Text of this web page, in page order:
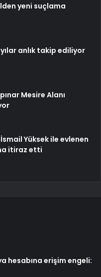
yeni suçlama
anlık takip ediliyor
Mesire Alanı
Yüksek ile evlenen
itiraz etti
hesabına erişim engeli: